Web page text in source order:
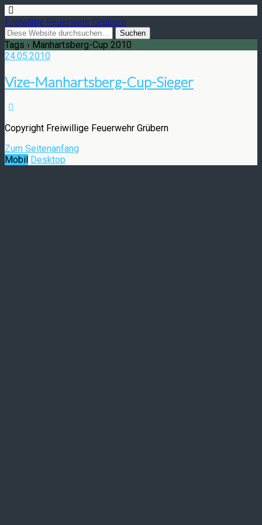
Freiwillige Feuerwehr Grübern
Tags › Manhartsberg-Cup 2010
24.05.2010
Vize-Manhartsberg-Cup-Sieger
Copyright Freiwillige Feuerwehr Grübern
Zum Seitenanfang
Mobil Desktop